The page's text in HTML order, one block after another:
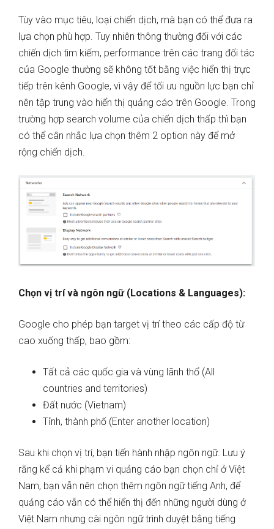
Tùy vào mục tiêu, loại chiến dịch, mà bạn có thể đưa ra
lựa chọn phù hợp. Tuy nhiên thông thường đối với các
chiến dịch tìm kiếm, performance trên các trang đối tác
của Google thường sẽ không tốt bằng việc hiển thị trực
tiếp trên kênh Google, vì vậy để tối ưu nguồn lực bạn chỉ
nên tập trung vào hiển thị quảng cáo trên Google. Trong
trường hợp search volume của chiến dịch thấp thì bạn
có thể cân nhắc lựa chọn thêm 2 option này để mở
rộng chiến dịch.
Chọn vị trí và ngôn ngữ (Locations & Languages):
Google cho phép bạn target vị trí theo các cấp độ từ
cao xuống thấp, bao gồm:
Tất cả các quốc gia và vùng lãnh thổ (All
countries and territories)
Đất nước (Vietnam)
Tỉnh, thành phố (Enter another location)
Sau khi chọn vị trí, bạn tiến hành nhập ngôn ngữ. Lưu ý
rằng kể cả khi phạm vi quảng cáo bạn chọn chỉ ở Việt
Nam, bạn vẫn nên chọn thêm ngôn ngữ tiếng Anh, để
quảng cáo vẫn có thể hiển thị đến những người dùng ở
Việt Nam nhưng cài ngôn ngữ trình duyệt bằng tiếng